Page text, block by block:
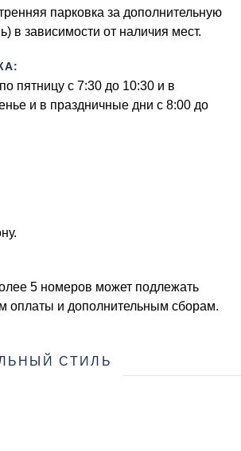
парковка за дополнительную
в зависимости от наличия мест.
пятницу с 7:30 до 10:30 и в
и в праздничные дни с 8:00 до
5 номеров может подлежать
оплаты и дополнительным сборам.
СТИЛЬ